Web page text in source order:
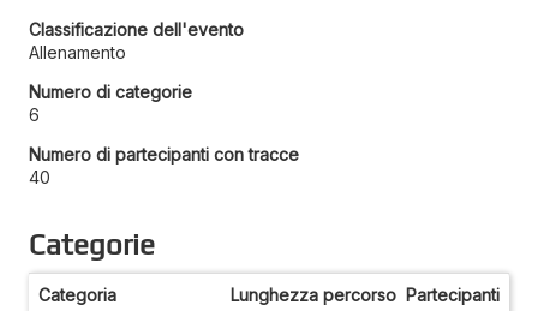
Classificazione dell'evento
Allenamento
Numero di categorie
6
Numero di partecipanti con tracce
40
Categorie
Categoria Lunghezza percorso Partecipanti